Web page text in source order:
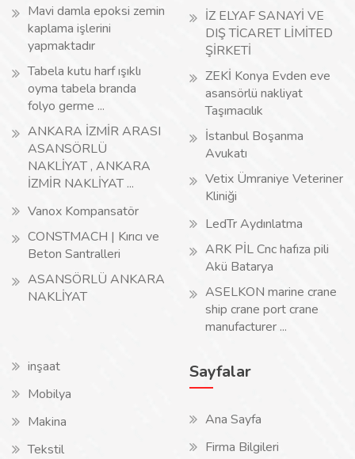
Mavi damla epoksi zemin
kaplama işlerini
yapmaktadır
Tabela kutu harf ışıklı
oyma tabela branda
folyo germe ...
ANKARA İZMİR ARASI
ASANSÖRLÜ
NAKLİYAT , ANKARA
İZMİR NAKLİYAT ...
Vanox Kompansatör
CONSTMACH | Kırıcı ve
Beton Santralleri
ASANSÖRLÜ ANKARA
NAKLİYAT
İZ ELYAF SANAYİ VE
DIŞ TİCARET LİMİTED
ŞİRKETİ
ZEKİ Konya Evden eve
asansörlü nakliyat
Taşımacılık
İstanbul Boşanma
Avukatı
Vetix Ümraniye Veteriner
Kliniği
LedTr Aydınlatma
ARK PİL Cnc hafıza pili
Akü Batarya
ASELKON marine crane
ship crane port crane
manufacturer ...
inşaat
Mobilya
Makina
Tekstil
Sayfalar
Ana Sayfa
Firma Bilgileri